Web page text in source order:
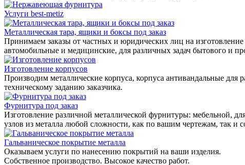
Услуги best-metiz
Металлическая тара, ящики и боксы под заказ
Принимаем заказы от частных и юридических лиц на
автомобильные и медицинские, для различных задач бытового и
Изготовление корпусов
Производим металлические корпуса, корпуса антивандальные для
техническому заданию заказчика.
Фурнитура под заказ
Изготовление различной металлической фурнитуры: мебельной,
узлов из металла любой сложности, как по вашим чертежам, так и
Гальваническое покрытие металла
Оказываем услуги по нанесению покрытий на ваши изделия.
Собственное производство. Высокое качество работ.